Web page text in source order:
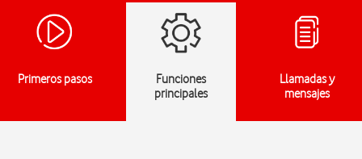
Primeros pasos
Funciones
principales
Llamadas y
mensajes